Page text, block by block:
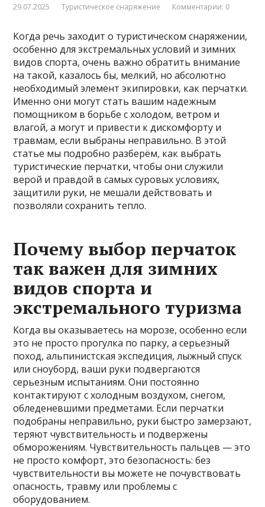
29.07.2025 Туристическое снаряжение Комментарии: 0
Когда речь заходит о туристическом снаряжении,
особенно для экстремальных условий и зимних
видов спорта, очень важно обратить внимание
на такой, казалось бы, мелкий, но абсолютно
необходимый элемент экипировки, как перчатки.
Именно они могут стать вашим надежным
помощником в борьбе с холодом, ветром и
влагой, а могут и привести к дискомфорту и
травмам, если выбраны неправильно. В этой
статье мы подробно разберём, как выбрать
туристические перчатки, чтобы они служили
верой и правдой в самых суровых условиях,
защитили руки, не мешали действовать и
позволяли сохранить тепло.
Почему выбор перчаток
так важен для зимних
видов спорта и
экстремального туризма
Когда вы оказываетесь на морозе, особенно если
это не просто прогулка по парку, а серьезный
поход, альпинистская экспедиция, лыжный спуск
или сноуборд, ваши руки подвергаются
серьезным испытаниям. Они постоянно
контактируют с холодным воздухом, снегом,
обледеневшими предметами. Если перчатки
подобраны неправильно, руки быстро замерзают,
теряют чувствительность и подвержены
обморожениям. Чувствительность пальцев — это
не просто комфорт, это безопасность: без
чувствительности вы можете не почувствовать
опасность, травму или проблемы с
оборудованием.